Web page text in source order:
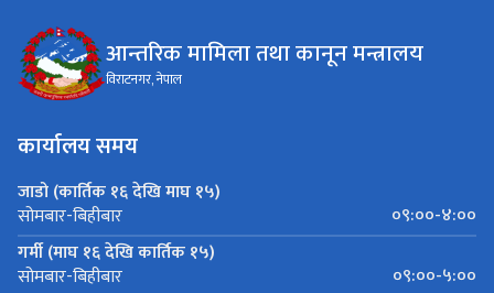
आन्तरिक मामिला तथा कानून मन्त्रालय
विराटनगर, नेपाल
कार्यालय समय
जाडो (कार्तिक १६ देखि माघ १५)
सोमबार-बिहीबार
०९:००-४:००
गर्मी (माघ १६ देखि कार्तिक १५)
सोमबार-बिहीबार ०९:००-५:००